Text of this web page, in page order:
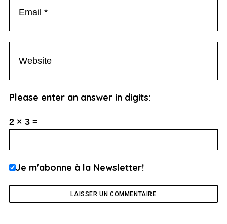
Please enter an answer in digits:
2 × 3 =
Je m'abonne à la Newsletter!